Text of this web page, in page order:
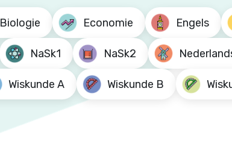
Biologie Economie Engels
NaSk1 NaSk2
Wiskunde A Wiskunde B